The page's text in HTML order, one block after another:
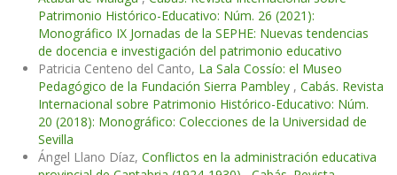
Patrimonio Histórico-Educativo: Núm. 26 (2021):
Monográfico IX Jornadas de la SEPHE: Nuevas tendencias
de docencia e investigación del patrimonio educativo
Patricia Centeno del Canto, La Sala Cossío: el Museo
Pedagógico de la Fundación Sierra Pambley , Cabás. Revista
Internacional sobre Patrimonio Histórico-Educativo: Núm.
20 (2018): Monográfico: Colecciones de la Universidad de
Sevilla
Ángel Llano Díaz, Conflictos en la administración educativa